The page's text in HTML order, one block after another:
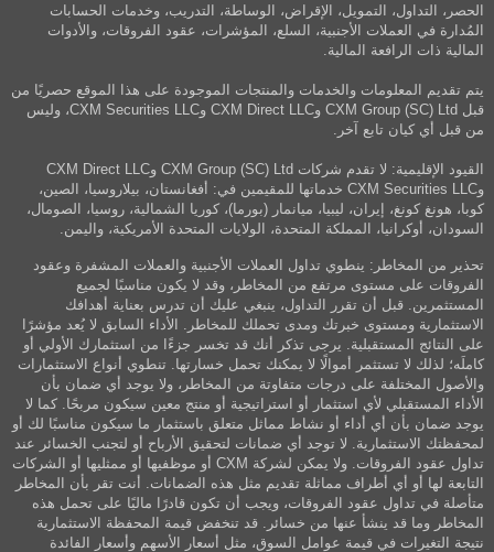
الحصر، التداول، التمويل، الإقراض، الوساطة، التدريب، وخدمات الحسابات
المُدارة في العملات الأجنبية، السلع، المؤشرات، عقود الفروقات، والأدوات
المالية ذات الرافعة المالية.
يتم تقديم المعلومات والخدمات والمنتجات الموجودة على هذا الموقع حصريًا من
قبل CXM Group (SC) Ltd وCXM Direct LLC وCXM Securities LLC، وليس
من قبل أي كيان تابع آخر.
القيود الإقليمية: لا تقدم شركات CXM Group (SC) Ltd وCXM Direct LLC
وCXM Securities LLC خدماتها للمقيمين في: أفغانستان، بيلاروسيا، الصين،
كوبا، هونغ كونغ، إيران، ليبيا، ميانمار (بورما)، كوريا الشمالية، روسيا، الصومال،
السودان، أوكرانيا، المملكة المتحدة، الولايات المتحدة الأمريكية، واليمن.
تحذير من المخاطر: ينطوي تداول العملات الأجنبية والعملات المشفرة وعقود
الفروقات على مستوى مرتفع من المخاطر، وقد لا يكون مناسبًا لجميع
المستثمرين. قبل أن تقرر التداول، ينبغي عليك أن تدرس بعناية أهدافك
الاستثمارية ومستوى خبرتك ومدى تحملك للمخاطر. الأداء السابق لا يُعد مؤشرًا
على النتائج المستقبلية. يرجى تذكر أنك قد تخسر جزءًا من استثمارك الأولي أو
كاملَه؛ لذلك لا تستثمر أموالًا لا يمكنك تحمل خسارتها. تنطوي أنواع الاستثمارات
والأصول المختلفة على درجات متفاوتة من المخاطر، ولا يوجد أي ضمان بأن
الأداء المستقبلي لأي استثمار أو استراتيجية أو منتج معين سيكون مربحًا. كما لا
يوجد ضمان بأن أي أداء أو نشاط مماثل متعلق باستثمار ما سيكون مناسبًا لك أو
لمحفظتك الاستثمارية. لا توجد أي ضمانات لتحقيق الأرباح أو لتجنب الخسائر عند
تداول عقود الفروقات. ولا يمكن لشركة CXM أو موظفيها أو ممثليها أو الشركات
التابعة لها أو أي أطراف مماثلة تقديم مثل هذه الضمانات. أنت تقر بأن المخاطر
متأصلة في تداول عقود الفروقات، ويجب أن تكون قادرًا ماليًا على تحمل هذه
المخاطر وما قد ينشأ عنها من خسائر. قد تنخفض قيمة المحفظة الاستثمارية
نتيجة التغيرات في قيمة عوامل السوق، مثل أسعار الأسهم وأسعار الفائدة